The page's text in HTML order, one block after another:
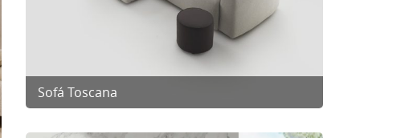
Sofá Toscana